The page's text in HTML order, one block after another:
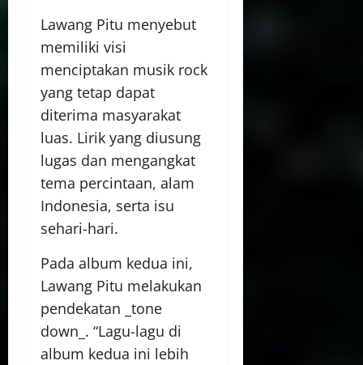
Lawang Pitu menyebut
memiliki visi
menciptakan musik rock
yang tetap dapat
diterima masyarakat
luas. Lirik yang diusung
lugas dan mengangkat
tema percintaan, alam
Indonesia, serta isu
sehari-hari.
Pada album kedua ini,
Lawang Pitu melakukan
pendekatan _tone
down_. “Lagu-lagu di
album kedua ini lebih